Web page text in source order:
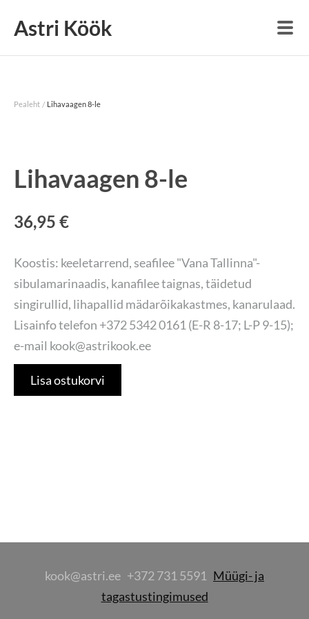
Astri Köök
Pealeht / Lihavaagen 8-le
Lihavaagen 8-le
36,95 €
Koostis: keeletarrend, seafilee "Vana Tallinna"-
sibulamarinaadis, kanafilee taignas, täidetud
singirullid, lihapallid mädarõikakastmes, kanarulaad.
Lisainfo telefon +372 5342 0161 (E-R 8-17; L-P 9-15);
e-mail kook@astrikook.ee
Lisa ostukorvi
kook@astri.ee +372 731 5591 Müügi- ja
tagastustingimused